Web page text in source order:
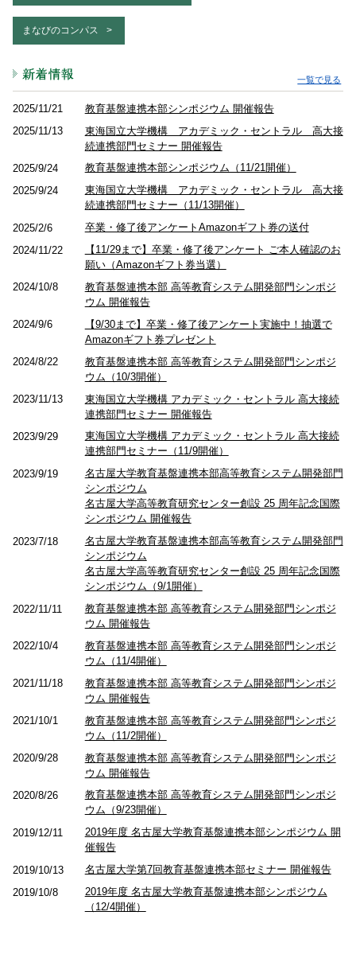
まなびのコンパス
一覧で見る
2025/11/21
教育基盤連携本部シンポジウム 開催報告
2025/11/13
東海国立大学機構 アカデミック・セントラル 高大接
続連携部門セミナー 開催報告
2025/9/24
教育基盤連携本部シンポジウム（11/21開催）
2025/9/24
東海国立大学機構 アカデミック・セントラル 高大接
続連携部門セミナー（11/13開催）
2025/2/6
卒業・修了後アンケートAmazonギフト券の送付
2024/11/22
【11/29まで】卒業・修了後アンケート ご本人確認のお
願い（Amazonギフト券当選）
2024/10/8
教育基盤連携本部 高等教育システム開発部門シンポジ
ウム 開催報告
2024/9/6
【9/30まで】卒業・修了後アンケート実施中！抽選で
Amazonギフト券プレゼント
2024/8/22
教育基盤連携本部 高等教育システム開発部門シンポジ
ウム（10/3開催）
2023/11/13
東海国立大学機構 アカデミック・セントラル 高大接続
連携部門セミナー 開催報告
2023/9/29
東海国立大学機構 アカデミック・セントラル 高大接続
連携部門セミナー（11/9開催）
2023/9/19
名古屋大学教育基盤連携本部高等教育システム開発部門
シンポジウム
名古屋大学高等教育研究センター創設 25 周年記念国際
シンポジウム 開催報告
2023/7/18
名古屋大学教育基盤連携本部高等教育システム開発部門
シンポジウム
名古屋大学高等教育研究センター創設 25 周年記念国際
シンポジウム（9/1開催）
2022/11/11
教育基盤連携本部 高等教育システム開発部門シンポジ
ウム 開催報告
2022/10/4
教育基盤連携本部 高等教育システム開発部門シンポジ
ウム（11/4開催）
2021/11/18
教育基盤連携本部 高等教育システム開発部門シンポジ
ウム 開催報告
2021/10/1
教育基盤連携本部 高等教育システム開発部門シンポジ
ウム（11/2開催）
2020/9/28
教育基盤連携本部 高等教育システム開発部門シンポジ
ウム 開催報告
2020/8/26
教育基盤連携本部 高等教育システム開発部門シンポジ
ウム（9/23開催）
2019/12/11
2019年度 名古屋大学教育基盤連携本部シンポジウム 開
催報告
2019/10/13
名古屋大学第7回教育基盤連携本部セミナー 開催報告
2019/10/8
2019年度 名古屋大学教育基盤連携本部シンポジウム
（12/4開催）